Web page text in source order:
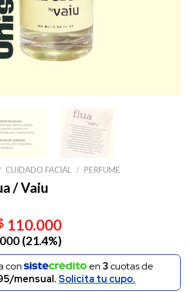
CUIDADO FACIAL / PERFUME
/ Vaiu
140.000.
110.000El
precio
actual
es:
$ 110.000.
(21.4%)
con en 3cuotas de
mensual.Solicita tu cupo.